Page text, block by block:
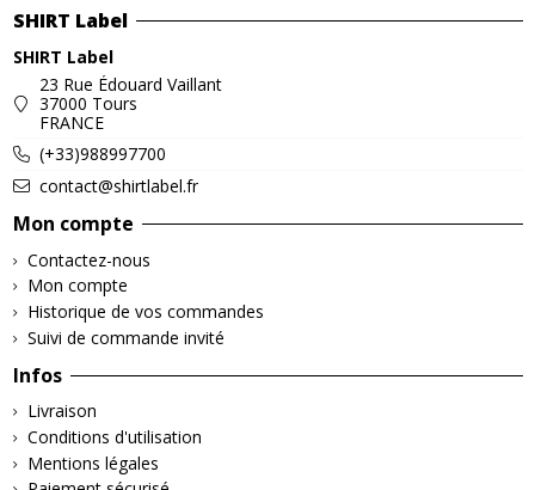
SHIRT Label
SHIRT Label
23 Rue Édouard Vaillant
37000 Tours
FRANCE
(+33)988997700
contact@shirtlabel.fr
Mon compte
Contactez-nous
Mon compte
Historique de vos commandes
Suivi de commande invité
Infos
Livraison
Conditions d'utilisation
Mentions légales